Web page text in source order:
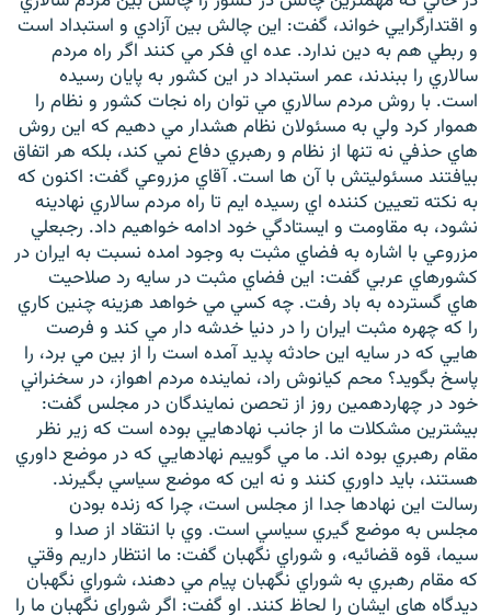
زبان‌های دیگر
و اقتدارگرايي خواند، گفت: اين چالش بين آزادي و استبداد است
و ربطي هم به دين ندارد. عده اي فکر مي کنند اگر راه مردم
سالاري را ببندند، عمر استبداد در اين کشور به پايان رسيده
است. با روش مردم سالاري مي توان راه نجات کشور و نظام را
هموار کرد ولي به مسئولان نظام هشدار مي دهيم که اين روش
هاي حذفي نه تنها از نظام و رهبري دفاع نمي کند، بلکه هر اتفاق
بيافتند مسئوليتش با آن ها است. آقاي مزروعي گفت: اکنون که
به نکته تعيين کننده اي رسيده ايم تا راه مردم سالاري نهادينه
نشود، به مقاومت و ايستادگي خود ادامه خواهيم داد. رجبعلي
مزروعي با اشاره به فضاي مثبت به وجود امده نسبت به ايران در
کشورهاي عربي گفت: اين فضاي مثبت در سايه رد صلاحيت
هاي گسترده به باد رفت. چه کسي مي خواهد هزينه چنين کاري
را که چهره مثبت ايران را در دنيا خدشه دار مي کند و فرصت
هايي که در سايه اين حادثه پديد آمده است را از بين مي برد، را
پاسخ بگويد؟ محم کيانوش راد، نماينده مردم اهواز، در سخنراني
خود در چهاردهمين روز از تحصن نمايندگان در مجلس گفت:
بيشترين مشکلات ما از جانب نهادهايي بوده است که زير نظر
مقام رهبري بوده اند. ما مي گوييم نهادهايي که در موضع داوري
هستند، بايد داوري کنند و نه اين که موضع سياسي بگيرند.
رسالت اين نهادها جدا از مجلس است، چرا که زنده بودن
مجلس به موضع گيري سياسي است. وي با انتقاد از صدا و
سيما، قوه قضائيه، و شوراي نگهبان گفت: ما انتظار داريم وقتي
که مقام رهبري به شوراي نگهبان پيام مي دهند، شوراي نگهبان
ديدگاه هاي ايشان را لحاظ كنند. او گفت: اگر شوراي نگهبان ما را